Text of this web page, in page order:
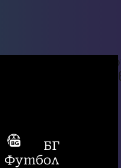
БГ
Футбол